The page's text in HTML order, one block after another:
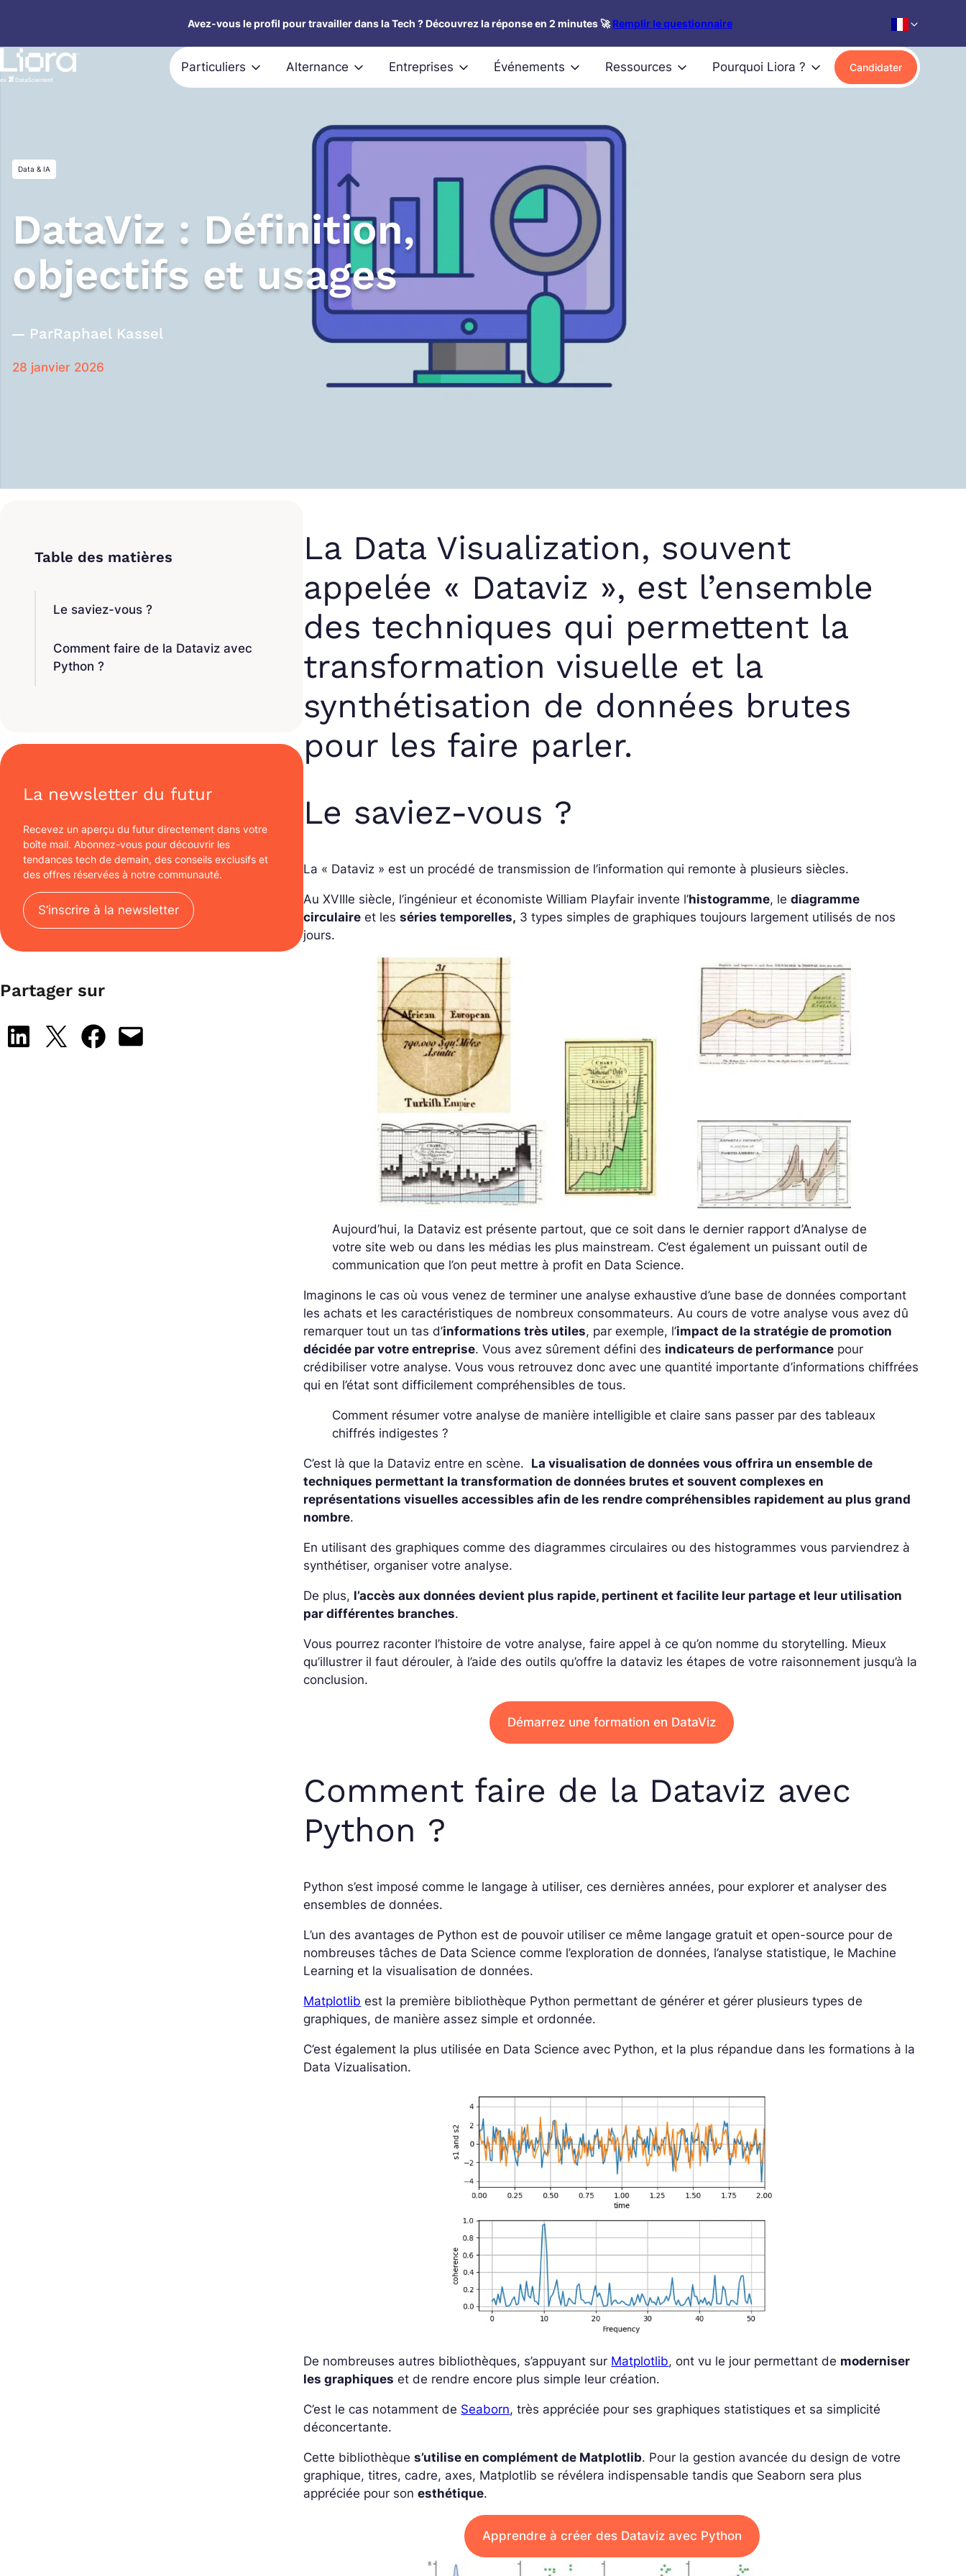
contenu
Avez-vous le profil pour travailler dans la Tech ? Découvrez la réponse en 2 minutes 🚀Remplir le questionnaire
Particuliers Alternance Entreprises Événements Ressources Pourquoi Liora ? Candidater
Data & IA
DataViz : Définition,
objectifs et usages
ParRaphael Kassel
28 janvier 2026
Le saviez-vous ?
Comment faire de la Dataviz avec
Python ?
La newsletter du futur
Recevez un aperçu du futur directement dans votre
boîte mail. Abonnez-vous pour découvrir les
tendances tech de demain, des conseils exclusifs et
des offres réservées à notre communauté.
S’inscrire à la newsletter
Partager sur
Share on LinkedIn
Share on X Share on Facebook
Email this Page
La Data Visualization, souvent
appelée « Dataviz », est l’ensemble
des techniques qui permettent la
transformation visuelle et la
synthétisation de données brutes
pour les faire parler.
Le saviez-vous ?
La « Dataviz » est un procédé de transmission de l’information qui remonte à plusieurs siècles.
Au XVIIIe siècle, l’ingénieur et économiste William Playfair invente l’histogramme, lediagramme
circulaire et lesséries temporelles, 3 types simples de graphiques toujours largement utilisés de nos
jours.
Aujourd’hui, la Dataviz est présente partout, que ce soit dans le dernier rapport d’Analyse de
votre site web ou dans les médias les plus mainstream. C’est également un puissant outil de
communication que l’on peut mettre à profit en Data Science.
Imaginons le cas où vous venez de terminer une analyse exhaustive d’une base de données comportant
les achats et les caractéristiques de nombreux consommateurs. Au cours de votre analyse vous avez dû
remarquer tout un tas d’informations très utiles, par exemple, l’impact de la stratégie de promotion
décidée par votre entreprise. Vous avez sûrement défini des indicateurs de performance pour
crédibiliser votre analyse. Vous vous retrouvez donc avec une quantité importante d’informations chiffrées
qui en l’état sont difficilement compréhensibles de tous.
Comment résumer votre analyse de manière intelligible et claire sans passer par des tableaux
chiffrés indigestes ?
C’est là que la Dataviz entre en scène. La visualisation de données vous offrira un ensemble de
techniques permettant la transformation de données brutes et souvent complexes en
représentations visuelles accessibles afin de les rendre compréhensibles rapidement au plus grand
nombre.
En utilisant des graphiques comme des diagrammes circulaires ou des histogrammes vous parviendrez à
synthétiser, organiser votre analyse.
De plus, l’accès aux données devient plus rapide, pertinent et facilite leur partage et leur utilisation
par différentes branches.
Vous pourrez raconter l’histoire de votre analyse, faire appel à ce qu’on nomme du storytelling. Mieux
qu’illustrer il faut dérouler, à l’aide des outils qu’offre la dataviz les étapes de votre raisonnement jusqu’à la
conclusion.
Démarrez une formation en DataViz
Comment faire de la Dataviz avec
Python ?
Python s’est imposé comme le langage à utiliser, ces dernières années, pour explorer et analyser des
ensembles de données.
L’un des avantages de Python est de pouvoir utiliser ce même langage gratuit et open-source pour de
nombreuses tâches de Data Science comme l’exploration de données, l’analyse statistique, le Machine
Learning et la visualisation de données.
Matplotlib est la première bibliothèque Python permettant de générer et gérer plusieurs types de
graphiques, de manière assez simple et ordonnée.
C’est également la plus utilisée en Data Science avec Python, et la plus répandue dans les formations à la
Data Vizualisation.
De nombreuses autres bibliothèques, s’appuyant sur Matplotlib, ont vu le jour permettant de moderniser
les graphiques et de rendre encore plus simple leur création.
C’est le cas notamment de Seaborn, très appréciée pour ses graphiques statistiques et sa simplicité
déconcertante.
Cette bibliothèques’utilise en complément de Matplotlib. Pour la gestion avancée du design de votre
graphique, titres, cadre, axes, Matplotlib se révélera indispensable tandis que Seaborn sera plus
appréciée pour sonesthétique.
Apprendre à créer des Dataviz avec Python